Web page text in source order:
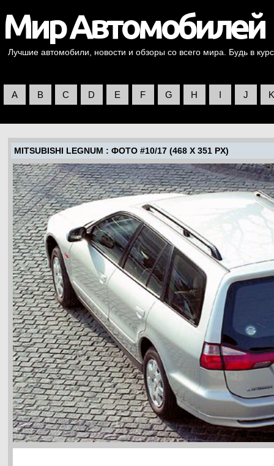
Лучшие автомобили, новости и обзоры со всего мира. Будь в
A B C D E F G H I J K
MITSUBISHI LEGNUM : ФОТО #10/17 (468 X 351 PX)